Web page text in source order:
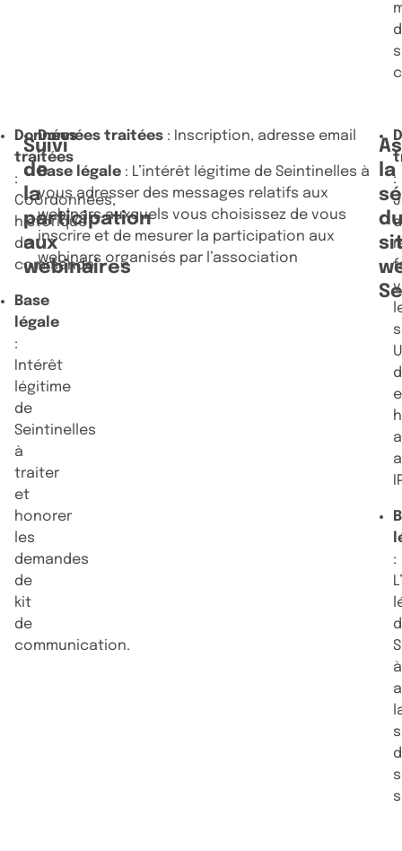
Données
traitées
:
Coordonnées,
historique
de
commande
Base
légale
:
Intérêt
légitime
de
Seintinelles
à
traiter
et
honorer
les
demandes
de
kit
de
communication.
Suivi
de
la
participation
aux
webinaires
Données traitées: Inscription, adresse email
Base légale: L’intérêt légitime de Seintinelles à
vous adresser des messages relatifs aux
webinars auxquels vous choisissez de vous
inscrire et de mesurer la participation aux
webinars organisés par l’association
la:
:
à